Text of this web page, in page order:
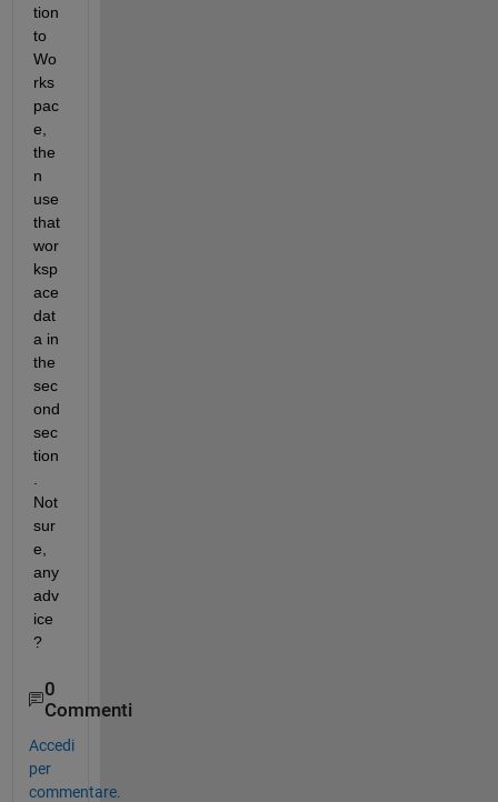
tion
to
Wo
rks
pac
e,
the
n
use
that
wor
ksp
ace
dat
a in
the
sec
ond
sec
tion
Not
sur
e,
any
adv
ice
?
0
Commenti
Accedi
per
commentare.